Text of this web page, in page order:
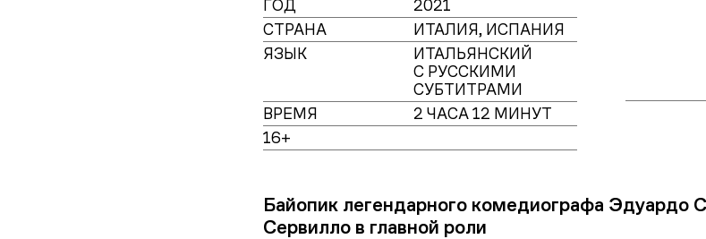
ГОД
2021
СТРАНА
ИТАЛИЯ, ИСПАНИЯ
ЯЗЫК
ИТАЛЬЯНСКИЙ
С РУССКИМИ
СУБТИТРАМИ
ВРЕМЯ
2 ЧАСА 12 МИНУТ
16+
Байопик легендарного комедиографа Эдуардо
Сервилло в главной роли